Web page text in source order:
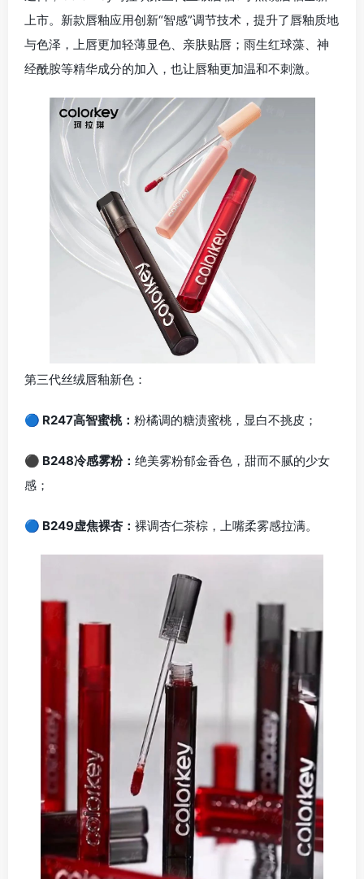
上市。新款唇釉应用创新“智感”调节技术，提升了唇釉质地
与色泽，上唇更加轻薄显色、亲肤贴唇；雨生红球藻、神
经酰胺等精华成分的加入，也让唇釉更加温和不刺激。
第三代丝绒唇釉新色：
🔵 R247高智蜜桃： 粉橘调的糖渍蜜桃，显白不挑皮；
⚫ B248冷感雾粉： 绝美雾粉郁金香色，甜而不腻的少女
感；
🔵 B249虚焦裸杏： 裸调杏仁茶棕，上嘴柔雾感拉满。